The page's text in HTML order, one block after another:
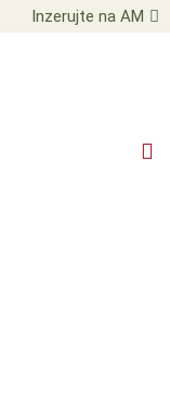
Inzerujte na AM